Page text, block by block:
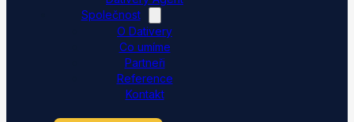
Společnost
O Dativery
Co umíme
Partneři
Reference
Kontakt